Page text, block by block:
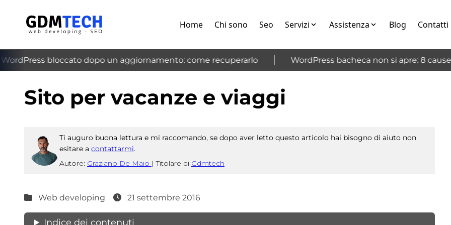
Home Chi sono Seo Servizi Assistenza Blog Contatti
bloccato dopo un aggiornamento: come recuperarlo WordPress bacheca non si apre: 8 cause
‹
Sito per vacanze e viaggi
Ti auguro buona lettura e mi raccomando, se dopo aver letto questo articolo hai bisogno di aiuto non
esitare a contattarmi.
Autore: Graziano De Maio | Titolare di Gdmtech
Web developing 21 settembre 2016
Indice dei contenuti